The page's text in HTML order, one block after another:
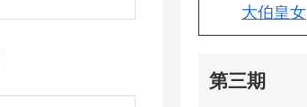
大伯皇女
第三期